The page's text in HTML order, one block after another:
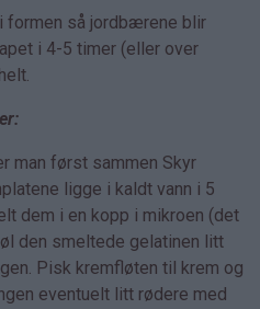
formen så jordbærene blir
i 4-5 timer (eller over
man først sammen Skyr
ligge i kaldt vann i 5
dem i en kopp i mikroen (det
den smeltede gelatinen litt
Pisk kremfløten til krem og
eventuelt litt rødere med